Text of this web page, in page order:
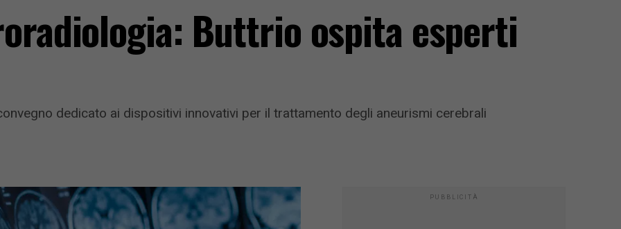
Buttrio ospita esperti
dedicato ai dispositivi innovativi per il trattamento degli aneurismi cerebrali
PUBBLICITÀ